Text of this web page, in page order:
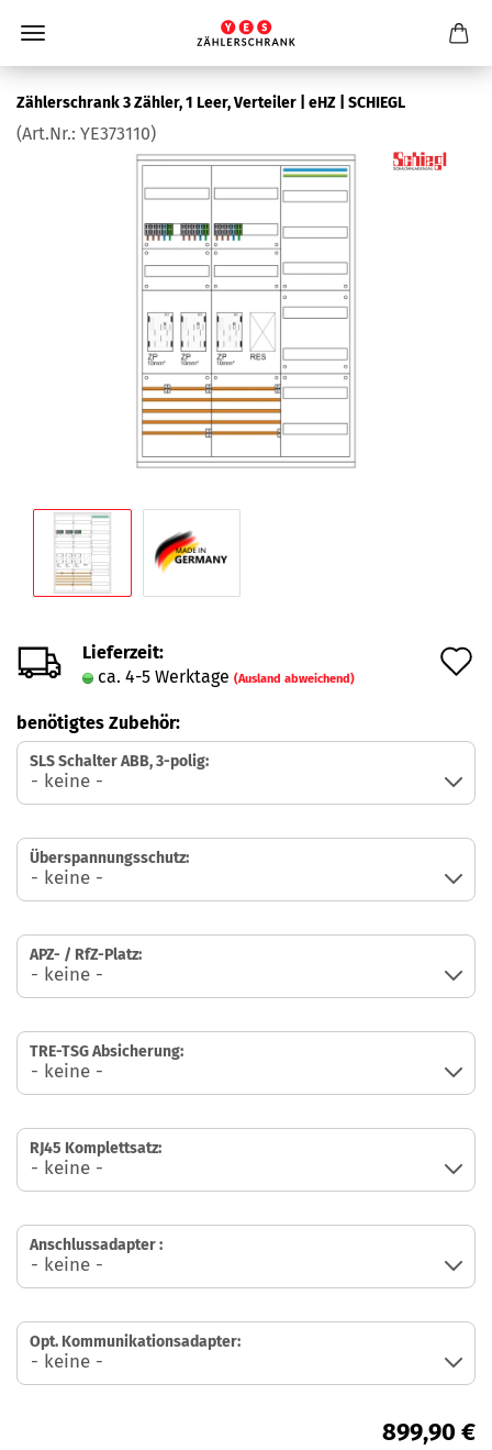
Zäh­ler­schrank 3 Zäh­ler, 1 Leer, Ver­tei­ler | eHZ | SCHIEGL
(Art.Nr.: YE373110)
Lieferzeit:
ca. 4-5 Werktage (Ausland abweichend)
benötigtes Zubehör:
SLS Schalter ABB, 3-polig:
Überspannungsschutz:
APZ- / RfZ-Platz:
TRE-TSG Absicherung:
RJ45 Komplettsatz:
Anschlussadapter :
Opt. Kommunikationsadapter:
899,90 €